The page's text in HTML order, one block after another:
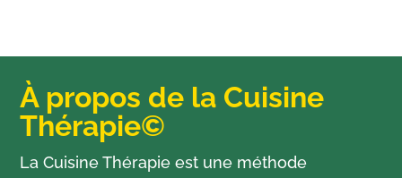
À propos de la Cuisine
Thérapie©
La Cuisine Thérapie est une méthode